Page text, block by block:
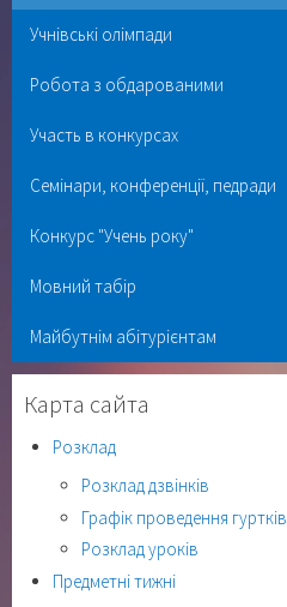
Учнівські олімпади
Робота з обдарованими
Участь в конкурсах
Семінари, конференції, педради
Конкурс "Учень року"
Мовний табір
Майбутнім абітурієнтам
Карта сайта
Розклад
Розклад дзвінків
Графік проведення гуртків
Розклад уроків
Предметні тижні